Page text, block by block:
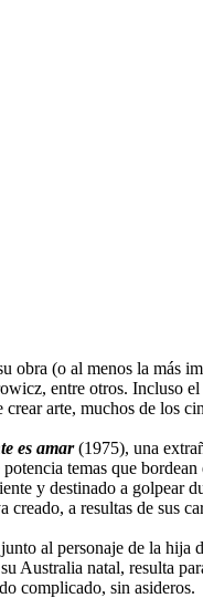
(o al menos la más
entre otros. Incluso
arte, muchos de los
es amar(1975), una
temas que
y destinado a golpear
a resultas de sus
al personaje de la hija
Australia natal, resulta
complicado, sin asideros.